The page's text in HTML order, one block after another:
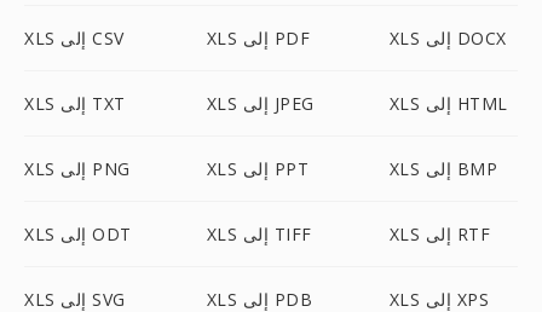
XLS إلى CSV XLS إلى PDF XLS إلى DOCX
XLS إلى TXT XLS إلى JPEG XLS إلى HTML
XLS إلى PNG XLS إلى PPT XLS إلى BMP
XLS إلى ODT XLS إلى TIFF XLS إلى RTF
XLS إلى SVG XLS إلى PDB XLS إلى XPS